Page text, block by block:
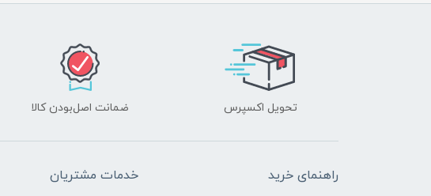
تحویل اکسپرس ضمانت اصل‌بودن کالا
راهنمای خرید خدمات مشتریان